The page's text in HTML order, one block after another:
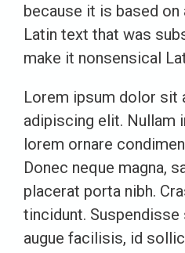
because it is based on
Latin text that was
make it nonsensical
Lorem ipsum dolor sit
adipiscing elit. Nullam
lorem ornare
Donec neque magna,
placerat porta nibh.
tincidunt.
augue facilisis, id